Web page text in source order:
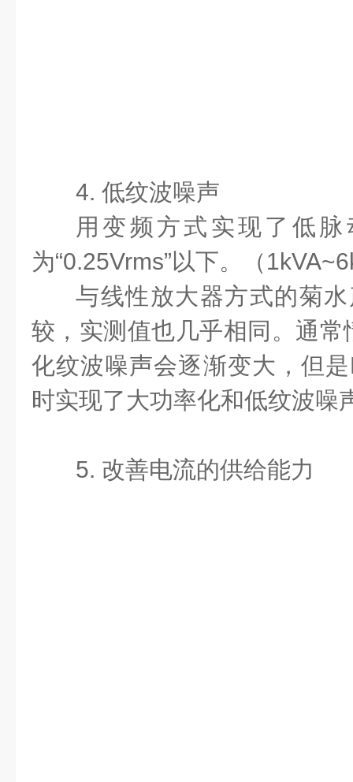
4. 低纹波噪声
用变频方式实现了低
为“0.25Vrms”以下。（
与线性放大器方式的菊
较，实测值也几乎相同。通
化纹波噪声会逐渐变大，但
时实现了大功率化和低纹波噪
5. 改善电流的供给能力